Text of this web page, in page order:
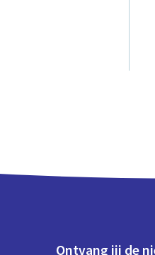
Ontvang jij de